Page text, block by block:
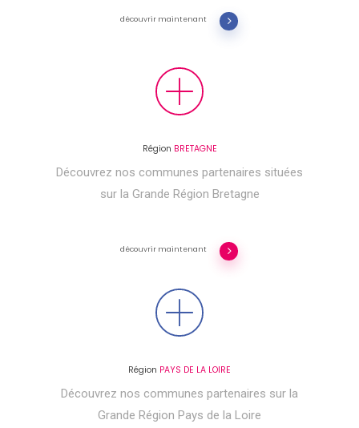
découvrir maintenant
Région BRETAGNE
Découvrez nos communes partenaires situées
sur la Grande Région Bretagne
découvrir maintenant
Région PAYS DE LA LOIRE
Découvrez nos communes partenaires sur la
Grande Région Pays de la Loire